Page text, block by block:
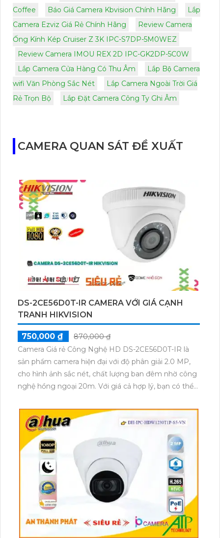
Coffee
Báo Giá Camera Kbvision Chính Hãng
Lắp
Camera Ezviz Giá Rẻ Chính Hãng
Review Camera
Ống Kính Kép Cruiser Z 3K IPC-S7DP-5M0WEZ
Review Camera IMOU REX 2D IPC-GK2DP-5C0W
Lắp Camera Cửa Hàng Có Thu Âm
Lắp Bộ Camera
wifi Văn Phòng Sắc Nét
Lắp Camera Ngoài Trời Giá
Rẻ Trọn Bộ
Lắp Đặt Camera Công Ty Ghi Âm
CAMERA QUAN SÁT ĐỀ XUẤT
DS-2CE56D0T-IR CAMERA VỚI GIÁ CẠNH
TRANH HIKVISION
750,000 ₫
870,000 ₫
Camera Giá rẻ Công Nghệ HD DS-2CE56D0T-IR là
sản phẩm camera hiện đại với độ phân giải 2.0 MP,
cho hình ảnh sắc nét, chất lượng ban đêm nhờ công
nghệ hồng ngoại 20m. Với giá cả hợp lý, bạn có thể
nét. Sản phẩm có khả năng tương thích với các công
nghệ AHD, CVI, TVI, BCS, giúp dễ dàng thi công và
lắp đặt. Đặc biệt, tính năng Hồng Ngoại Smart IR
giúp camera hoạt động ổn định và đạt được hình ảnh
chất lượng cao. Thiết kế Dome Kim Loại cũng là một
điểm nổi bật của sản phẩm này, mang đến sự chắc
chắn và bền bỉ.